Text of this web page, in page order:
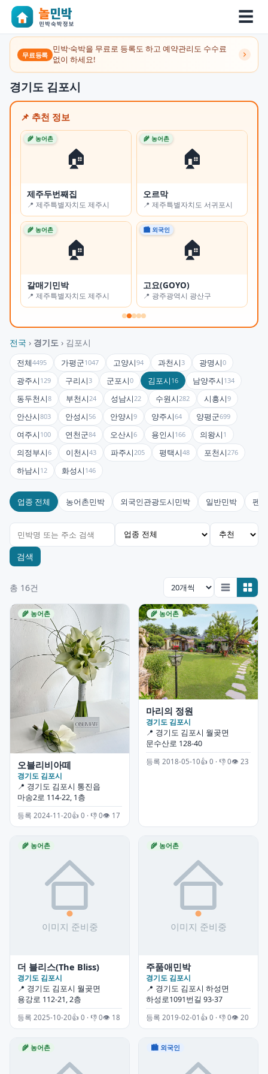
☰
무료등록
민박·숙박을 무료로 등록도 하고 예약관리도 수수료
없이 하세요!
경기도 김포시
📌 추천 정보
🏠
🌾 농어촌
제주두번째집
📍 제주특별자치도 제주시
🏠
🌾 농어촌
오르막
📍 제주특별자치도 서귀포시
🏠
🌾 농어촌
갈매기민박
📍 제주특별자치도 제주시
🏠
🏙 외국인
고요(GOYO)
📍 광주광역시 광산구
전국 › 경기도 › 김포시
전체4495 가평군1047 고양시94 과천시3 광명시0
광주시 129 구리시3 군포시0 김포시 16 남양주시 134
동두천시8 부천시24 성남시22 수원시282 시흥시9
안산시803 안성시 56 안양시9 양주시64 양평군699
여주시 100 연천군84 오산시6 용인시 166 의왕시 1
의정부시6 이천시43 파주시205 평택시48 포천시276
하남시 12 화성시 146
업종 전체 농어촌민박 외국인관광도시민박 일반민박 펜션
검색
총 16건
🌾 농어촌
오블리비아떼
경기도 김포시
📍 경기도 김포시 통진읍
마송2로 114-22, 1층
등록 2024-11-20👍 0 · 👎 0👁 17
🌾 농어촌
마리의 정원
경기도 김포시
📍 경기도 김포시 월곶면
문수산로 128-40
등록 2018-05-10👍 0 · 👎 0👁 23
🌾 농어촌
더 블리스(The Bliss)
경기도 김포시
📍 경기도 김포시 월곶면
용강로 112-21, 2층
등록 2025-10-20👍 0 · 👎 0👁 18
🌾 농어촌
주품애민박
경기도 김포시
📍 경기도 김포시 하성면
하성로1091번길 93-37
등록 2019-02-01 👍 0 · 👎 0👁 20
🌾 농어촌 🏙 외국인